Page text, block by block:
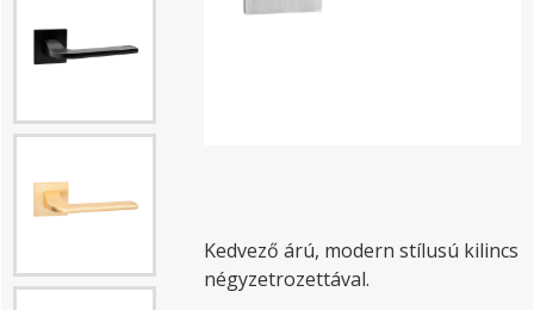
Kedvező árú, modern stílusú kilincs
négyzetrozettával.